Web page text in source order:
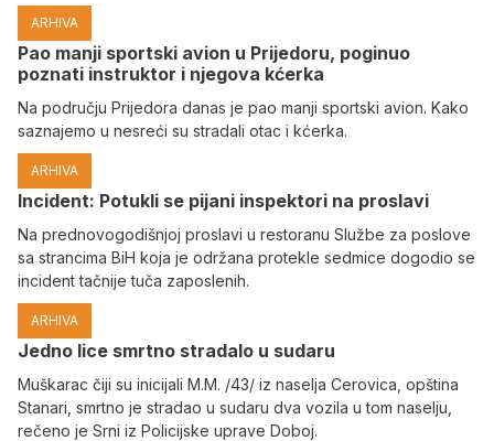
ARHIVA
Pao manji sportski avion u Prijedoru, poginuo
poznati instruktor i njegova kćerka
Na području Prijedora danas je pao manji sportski avion. Kako
saznajemo u nesreći su stradali otac i kćerka.
ARHIVA
Incident: Potukli se pijani inspektori na proslavi
Na prednovogodišnjoj proslavi u restoranu Službe za poslove
sa strancima BiH koja je održana protekle sedmice dogodio se
incident tačnije tuča zaposlenih.
ARHIVA
Јedno lice smrtno stradalo u sudaru
Muškarac čiji su inicijali M.M. /43/ iz naselja Cerovica, opština
Stanari, smrtno je stradao u sudaru dva vozila u tom naselju,
rečeno je Srni iz Policijske uprave Doboj.